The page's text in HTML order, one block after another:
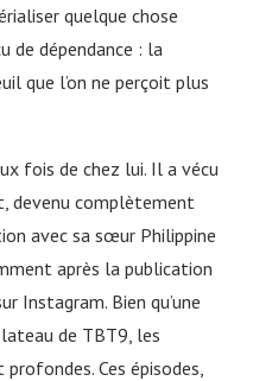
quelque chose
de dépendance : la
que l’on ne perçoit plus
fois de chez lui. Il a vécu
devenu complètement
avec sa sœur Philippine
après la publication
Instagram. Bien qu’une
de TBT9, les
Ces épisodes,